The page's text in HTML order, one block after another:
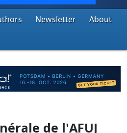
Newsletter
About
de l'AFUJ